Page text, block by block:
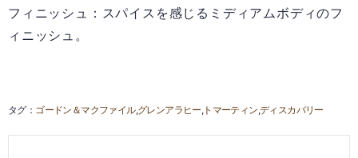
フィニッシュ：スパイスを感じるミディアムボディのフ
ィニッシュ。
ゴードン＆マクファイルグレンアラヒー トマーティン ディスカバリー